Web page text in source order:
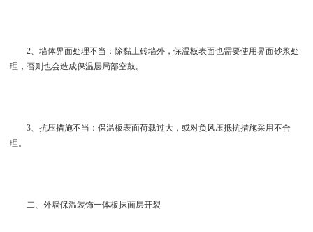
2、墙体界面处理不当：除黏土砖墙外，保温板表面也需要使用界面砂浆处
理，否则也会造成保温层局部空鼓。
3、抗压措施不当：保温板表面荷载过大，或对负风压抵抗措施采用不合
理。
二、外墙保温装饰一体板抹面层开裂